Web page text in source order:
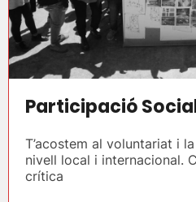
Participació
T’acostem al voluntariat i
nivell local i internacional.
crítica